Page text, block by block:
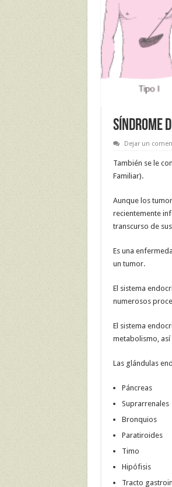
SÍNDROME
Dejar un
También se le
Familiar).
Aunque los
recientemente
transcurso de
Es una
un tumor.
El sistema
numerosos
El sistema
metabolismo,
Las glándulas
Páncreas
Suprarrenales
Bronquios
Paratiroides
Timo
Hipófisis
Tracto